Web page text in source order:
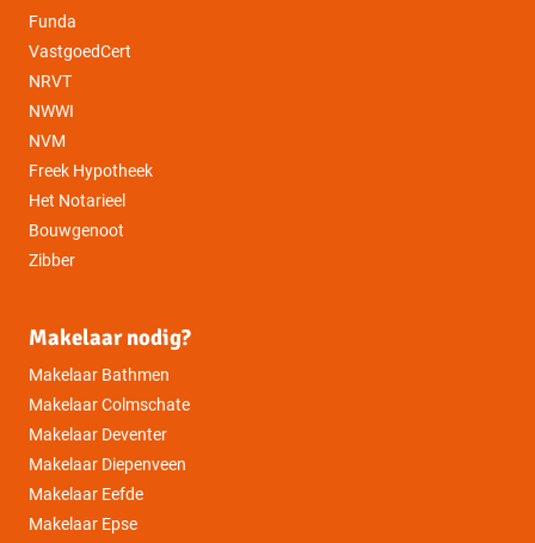
Funda
VastgoedCert
NRVT
NWWI
NVM
Freek Hypotheek
Het Notarieel
Bouwgenoot
Zibber
Makelaar nodig?
Makelaar Bathmen
Makelaar Colmschate
Makelaar Deventer
Makelaar Diepenveen
Makelaar Eefde
Makelaar Epse